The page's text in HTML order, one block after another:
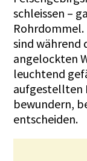
schleissen –
Rohrdommel.
sind während
angelockten
leuchtend
aufgestellten
bewundern,
entscheiden.